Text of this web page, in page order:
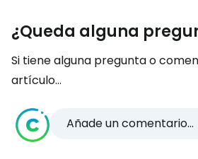
¿Queda alguna
Si tiene alguna pregunta o
artículo...
Añade un comentario...